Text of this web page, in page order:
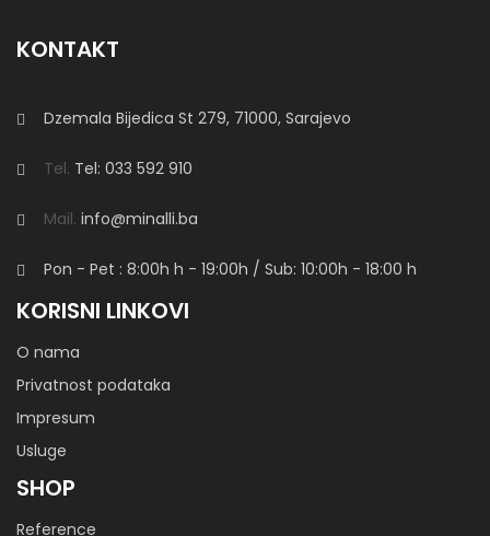
KONTAKT
Dzemala Bijedica St 279, 71000, Sarajevo
Tel. Tel: 033 592 910
Mail. info@minalli.ba
Pon - Pet : 8:00h h - 19:00h / Sub: 10:00h - 18:00 h
KORISNI LINKOVI
O nama
Privatnost podataka
Impresum
Usluge
SHOP
Reference